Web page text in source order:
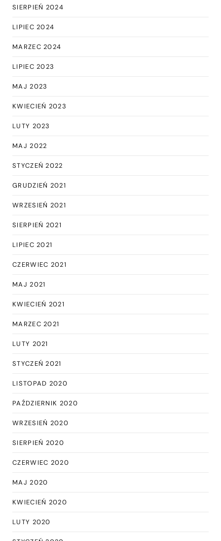
SIERPIEŃ 2024
LIPIEC 2024
MARZEC 2024
LIPIEC 2023
MAJ 2023
KWIECIEŃ 2023
LUTY 2023
MAJ 2022
STYCZEŃ 2022
GRUDZIEŃ 2021
WRZESIEŃ 2021
SIERPIEŃ 2021
LIPIEC 2021
CZERWIEC 2021
MAJ 2021
KWIECIEŃ 2021
MARZEC 2021
LUTY 2021
STYCZEŃ 2021
LISTOPAD 2020
PAŹDZIERNIK 2020
WRZESIEŃ 2020
SIERPIEŃ 2020
CZERWIEC 2020
MAJ 2020
KWIECIEŃ 2020
LUTY 2020